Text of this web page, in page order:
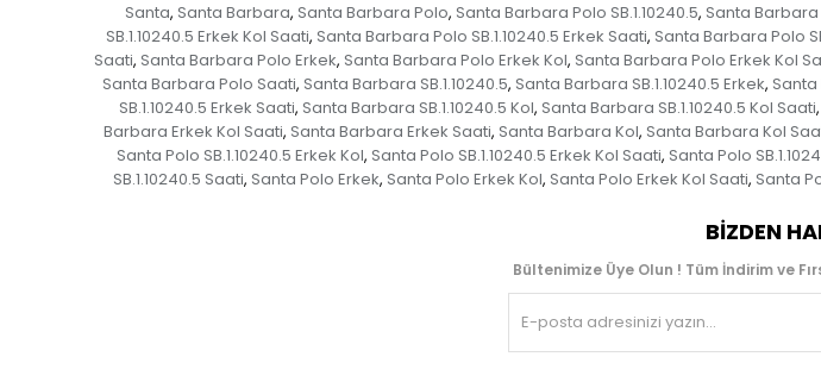
Santa, Santa Barbara, Santa Barbara Polo, Santa Barbara Polo SB.1.10240.5, Santa Barbara
SB.1.10240.5 Erkek Kol Saati, Santa Barbara Polo SB.1.10240.5 Erkek Saati, Santa Barbara Polo
Saati, Santa Barbara Polo Erkek, Santa Barbara Polo Erkek Kol, Santa Barbara Polo Erkek Kol
Santa Barbara Polo Saati, Santa Barbara SB.1.10240.5, Santa Barbara SB.1.10240.5 Erkek, Santa
SB.1.10240.5 Erkek Saati, Santa Barbara SB.1.10240.5 Kol, Santa Barbara SB.1.10240.5 Kol Saati,
Barbara Erkek Kol Saati, Santa Barbara Erkek Saati, Santa Barbara Kol, Santa Barbara Kol
Santa Polo SB.1.10240.5 Erkek Kol, Santa Polo SB.1.10240.5 Erkek Kol Saati, Santa Polo
SB.1.10240.5 Saati, Santa Polo Erkek, Santa Polo Erkek Kol, Santa Polo Erkek Kol Saati, Santa
BIZDEN
Bültenimize Üye Olun ! Tüm İndirim ve